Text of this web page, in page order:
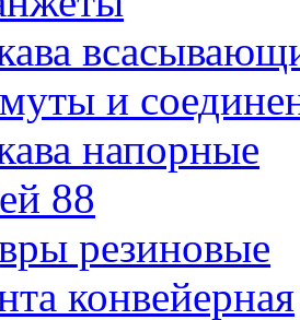
и
напорные
88
резиновые
конвейерная